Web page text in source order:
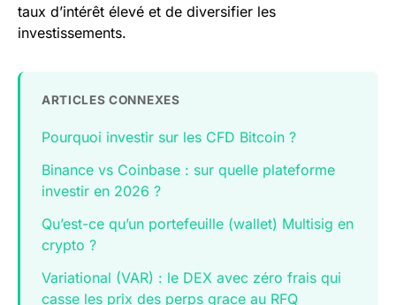
taux d’intérêt élevé et de diversifier les
investissements.
ARTICLES CONNEXES
Pourquoi investir sur les CFD Bitcoin ?
Binance vs Coinbase : sur quelle plateforme
investir en 2026 ?
Qu’est-ce qu’un portefeuille (wallet) Multisig en
crypto ?
Variational (VAR) : le DEX avec zéro frais qui
casse les prix des perps grace au RFQ